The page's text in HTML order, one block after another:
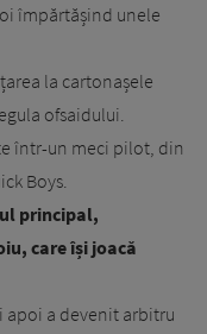
împărtășind unele
la cartonașele
ofsaidului.
într-un meci pilot, din
Boys.
principal,
care își joacă
apoi a devenit arbitru